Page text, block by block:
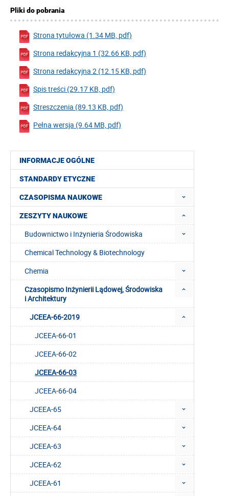
INFORMACJE OGÓLNE
STANDARDY ETYCZNE
CZASOPISMA NAUKOWE
ZESZYTY NAUKOWE
Budownictwo i Inżynieria Środowiska
Chemical Technology & Biotechnology
Chemia
Czasopismo Inżynierii Lądowej, Środowiska
i Architektury
JCEEA-66-2019
JCEEA-66-01
JCEEA-66-02
JCEEA-66-03
JCEEA-66-04
JCEEA-65
JCEEA-64
JCEEA-63
JCEEA-62
JCEEA-61
Pliki do pobrania
Strona tytułowa (1.34 MB, pdf)
Strona redakcyjna 1 (32.66 KB, pdf)
Strona redakcyjna 2 (12.15 KB, pdf)
Spis treści (29.17 KB, pdf)
Streszczenia (89.13 KB, pdf)
Pełna wersja (9.64 MB, pdf)